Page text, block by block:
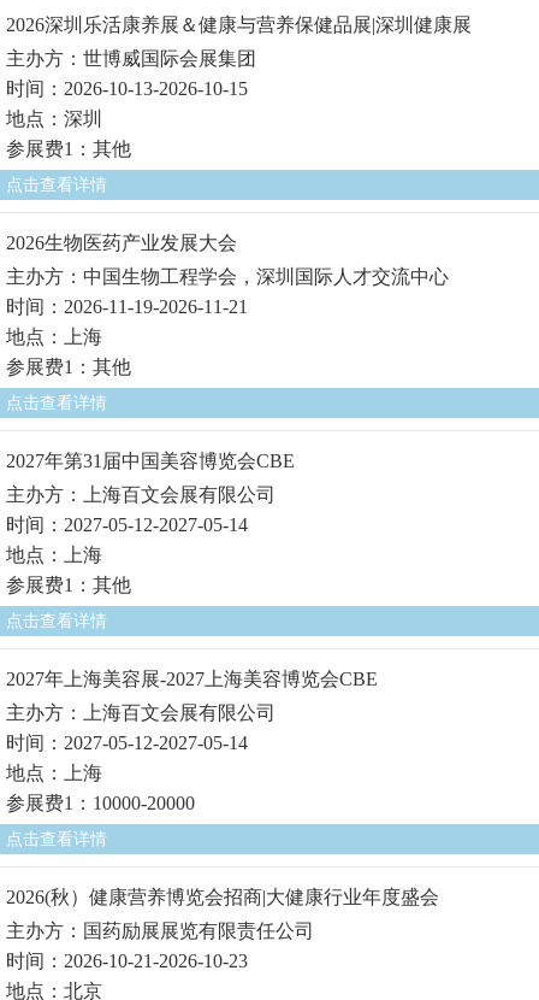
2026深圳乐活康养展＆健康与营养保健品展|深圳健康展
主办方：世博威国际会展集团
时间：2026-10-13-2026-10-15
地点：深圳
参展费1：其他
点击查看详情
2026生物医药产业发展大会
主办方：中国生物工程学会，深圳国际人才交流中心
时间：2026-11-19-2026-11-21
地点：上海
参展费1：其他
点击查看详情
2027年第31届中国美容博览会CBE
主办方：上海百文会展有限公司
时间：2027-05-12-2027-05-14
地点：上海
参展费1：其他
点击查看详情
2027年上海美容展-2027上海美容博览会CBE
主办方：上海百文会展有限公司
时间：2027-05-12-2027-05-14
地点：上海
参展费1：10000-20000
点击查看详情
2026(秋）健康营养博览会招商|大健康行业年度盛会
主办方：国药励展展览有限责任公司
时间：2026-10-21-2026-10-23
地点：北京